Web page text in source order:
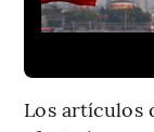
Los artículos